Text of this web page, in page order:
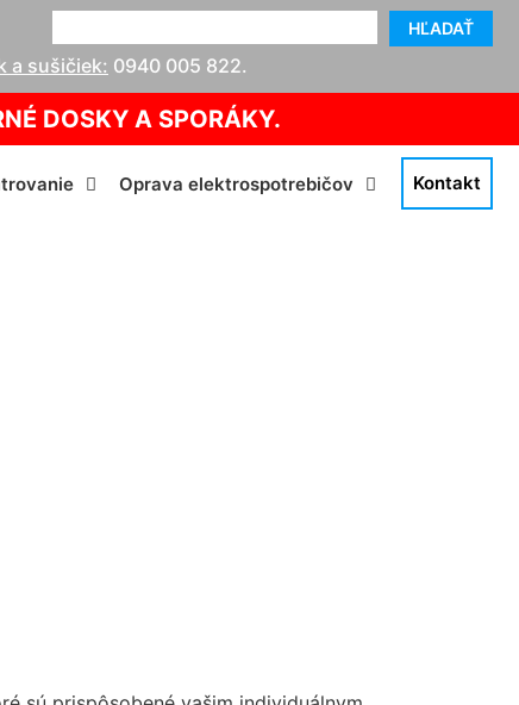
HĽADAŤ
a sušičiek: 0940 005 822.
DOSKY A SPORÁKY.
Oprava elektrospotrebičov Kontakt